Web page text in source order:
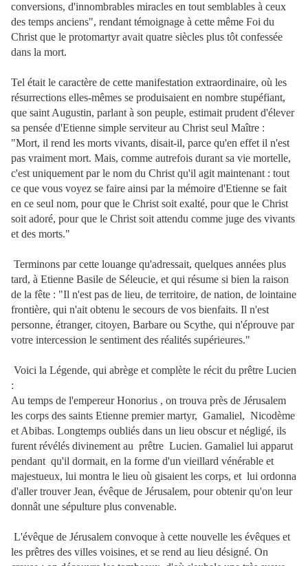
conversions, d'innombrables miracles en tout semblables à ceux
des temps anciens", rendant témoignage à cette même Foi du
Christ que le protomartyr avait quatre siècles plus tôt confessée
dans la mort.
Tel était le caractère de cette manifestation extraordinaire, où les
résurrections elles-mêmes se produisaient en nombre stupéfiant,
que saint Augustin, parlant à son peuple, estimait prudent d'élever
sa pensée d'Etienne simple serviteur au Christ seul Maître :
"Mort, il rend les morts vivants, disait-il, parce qu'en effet il n'est
pas vraiment mort. Mais, comme autrefois durant sa vie mortelle,
c'est uniquement par le nom du Christ qu'il agit maintenant : tout
ce que vous voyez se faire ainsi par la mémoire d'Etienne se fait
en ce seul nom, pour que le Christ soit exalté, pour que le Christ
soit adoré, pour que le Christ soit attendu comme juge des vivants
et des morts."
Terminons par cette louange qu'adressait, quelques années plus
tard, à Etienne Basile de Séleucie, et qui résume si bien la raison
de la fête : "Il n'est pas de lieu, de territoire, de nation, de lointaine
frontière, qui n'ait obtenu le secours de vos bienfaits. Il n'est
personne, étranger, citoyen, Barbare ou Scythe, qui n'éprouve par
votre intercession le sentiment des réalités supérieures."
Voici la Légende, qui abrège et complète le récit du prêtre Lucien
:
Au temps de l'empereur Honorius , on trouva près de Jérusalem
les corps des saints Etienne premier martyr, Gamaliel, Nicodème
et Abibas. Longtemps oubliés dans un lieu obscur et négligé, ils
furent révélés divinement au prêtre Lucien. Gamaliel lui apparut
pendant qu'il dormait, en la forme d'un vieillard vénérable et
majestueux, lui montra le lieu où gisaient les corps, et lui ordonna
d'aller trouver Jean, évêque de Jérusalem, pour obtenir qu'on leur
donnât une sépulture plus convenable.
L'évêque de Jérusalem convoque à cette nouvelle les évêques et
les prêtres des villes voisines, et se rend au lieu désigné. On